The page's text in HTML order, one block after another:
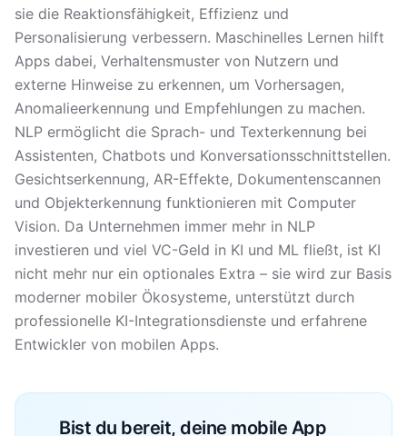
sie die Reaktionsfähigkeit, Effizienz und
Personalisierung verbessern. Maschinelles Lernen hilft
Apps dabei, Verhaltensmuster von Nutzern und
externe Hinweise zu erkennen, um Vorhersagen,
Anomalieerkennung und Empfehlungen zu machen.
NLP ermöglicht die Sprach- und Texterkennung bei
Assistenten, Chatbots und Konversationsschnittstellen.
Gesichtserkennung, AR-Effekte, Dokumentenscannen
und Objekterkennung funktionieren mit Computer
Vision. Da Unternehmen immer mehr in NLP
investieren und viel VC-Geld in KI und ML fließt, ist KI
nicht mehr nur ein optionales Extra – sie wird zur Basis
moderner mobiler Ökosysteme, unterstützt durch
professionelle KI-Integrationsdienste und erfahrene
Entwickler von mobilen Apps.
Bist du bereit, deine mobile App